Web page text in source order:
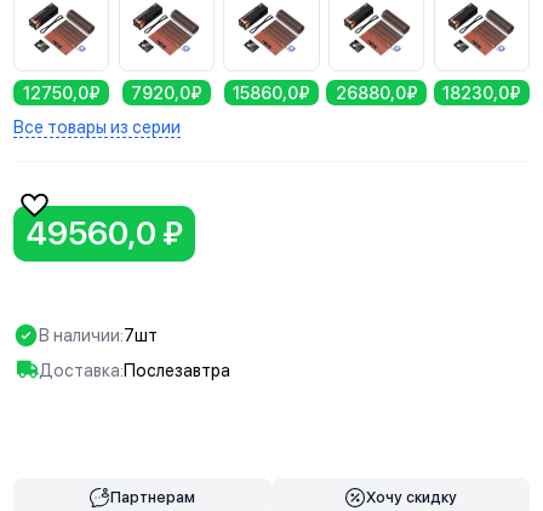
12750,0₽ 7920,0₽ 15860,0₽ 26880,0₽
18230,0₽
Все товары из серии
49560,0 ₽
В наличии:7шт
Доставка:Послезавтра
Партнерам Хочу скидку